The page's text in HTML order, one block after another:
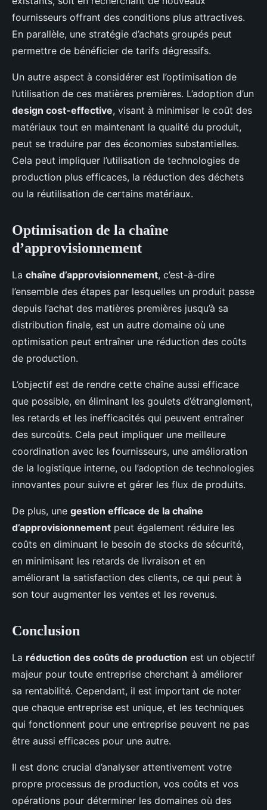
fournisseurs offrant des conditions plus attractives.
En parallèle, une stratégie d’achats groupés peut
permettre de bénéficier de tarifs dégressifs.
Un autre aspect à considérer est l’optimisation de
l’utilisation de ces matières premières. L’adoption d’un
design cost-effective, visant à minimiser le coût des
matériaux tout en maintenant la qualité du produit,
peut se traduire par des économies substantielles.
Cela peut impliquer l’utilisation de technologies de
production plus efficaces, la réduction des déchets
ou la réutilisation de certains matériaux.
Optimisation de la chaîne
d’approvisionnement
La chaîne d’approvisionnement, c’est-à-dire
l’ensemble des étapes par lesquelles un produit passe
depuis l’achat des matières premières jusqu’à sa
distribution finale, est un autre domaine où une
optimisation peut entraîner une réduction des coûts
de production.
L’objectif est de rendre cette chaîne aussi efficace
que possible, en éliminant les goulets d’étranglement,
les retards et les inefficacités qui peuvent entraîner
des surcoûts. Cela peut impliquer une meilleure
coordination avec les fournisseurs, une amélioration
de la logistique interne, ou l’adoption de technologies
innovantes pour suivre et gérer les flux de produits.
De plus, une gestion efficace de la chaîne
d’approvisionnement peut également réduire les
coûts en diminuant le besoin de stocks de sécurité,
en minimisant les retards de livraison et en
améliorant la satisfaction des clients, ce qui peut à
son tour augmenter les ventes et les revenus.
Conclusion
La réduction des coûts de production est un objectif
majeur pour toute entreprise cherchant à améliorer
sa rentabilité. Cependant, il est important de noter
que chaque entreprise est unique, et les techniques
qui fonctionnent pour une entreprise peuvent ne pas
être aussi efficaces pour une autre.
Il est donc crucial d’analyser attentivement votre
propre processus de production, vos coûts et vos
opérations pour déterminer les domaines où des